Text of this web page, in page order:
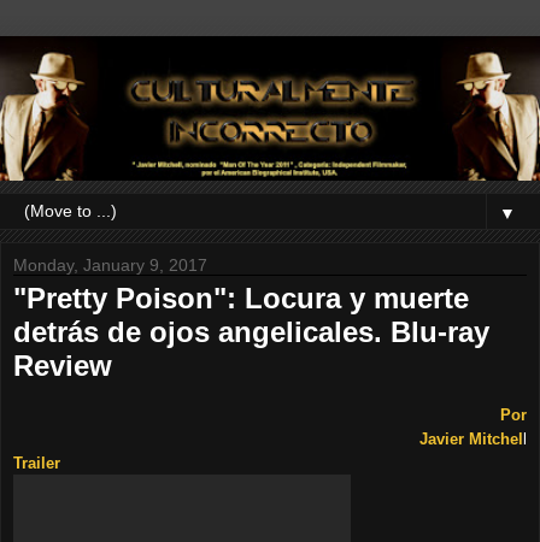
▼
Monday, January 9, 2017
"Pretty Poison": Locura y muerte
detrás de ojos angelicales. Blu-ray
Review
Por
Javier Mitchell
Trailer